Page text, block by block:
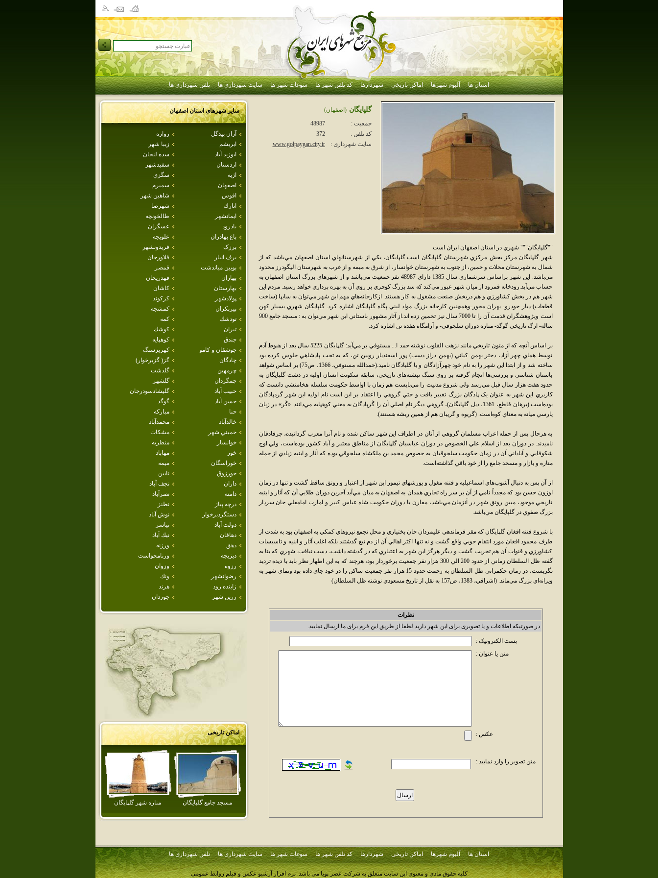
استان ها آلبوم شهرها اماکن تاریخی شهردارها کد تلفن شهر ها سوغات شهر ها سایت شهرداری ها تلفن شهرداری ها
سایر شهرهای استاناصفهان
آران بيدگل
زواره
ابريشم
زيبا شهر
ابوزيد آباد
سده لنجان
اردستان
سفيدشهر
اژيه
سگزي
اصفهان
سميرم
افوس
شاهين شهر
انارك
شهرضا
ايمانشهر
طالخونچه
بادرود
عسگران
باغ بهادران
علويجه
برزک
فريدونشهر
برف انبار
فلاورجان
بويين مياندشت
قمصر
بهاران
قهدريجان
بهارستان
كاشان
پولادشهر
كركوند
پيربكران
كمشجه
تودشك
كمه
تيران
كوشك
جندق
كوهپايه
جوشقان و كامو
كهريزسنگ
چادگان
گز( گزبرخوار)
چرمهين
گلدشت
چمگردان
گلشهر
حبيب آباد
گليشادسودرجان
حسن آباد
گوگد
حنا
مباركه
خالدآباد
محمدآباد
خميني شهر
مشكات
خوانسار
منظريه
خور
مهاباد
خوراسگان
ميمه
خورزوق
نايين
داران
نجف آباد
دامنه
نصرآباد
درچه پياز
نطنز
دستگردبرخوار
نوش آباد
دولت آباد
نياسر
دهاقان
نيك آباد
دهق
ورزنه
ديزيچه
ورنامخواست
رزوه
وزوان
رضوانشهر
ونك
زاينده رود
هرند
زرين شهر
جوزدان
اماکن تاریخی
مسجد جامع گلپايگان مناره شهر گلپايگان
گلپايگان (اصفهان)
جمعیت :
48987
کد تلفن :
372
سایت شهرداری :
www.golpaygan.city.ir
""گلپايگان""" شهري در استان اصفهان ايران است.
شهر گلپايگان مرکز بخش مرکزي شهرستان گلپايگان است.گلپايگان، يکي از شهرستانهاي استان اصفهان مي‌باشد که از
شمال به شهرستان محلات و خمين، از جنوب به شهرستان خوانسار، از شرق به ميمه و از غرب به شهرستان اليگودرز محدود
مي‌باشد. اين شهر براساس سرشماري سال 1385 داراي 48987 نفر جمعيت مي‌باشد و از شهرهاي بزرگ استان اصفهان به
حساب مي‌آيد.رودخانه قمرود از ميان شهر عبور مي‌کند که سد بزرگ کوچري بر روي آن به بهره برداري خواهد رسيد. مردم اين
شهر هم در بخش کشاورزي و هم دربخش صنعت مشغول به کار هستند. ازکارخانه‌هاي مهم اين شهر مي‌توان به سايپا (ساخت
قطعات)-ديار خودرو- بهران محور-وهمچنين کارخانه بزرگ مواد لبني پگاه گلپايگان اشاره کرد. گلپايگان شهري بسيار کهن
است وپژوهشگران قدمت آن را تا 7000 سال نيز تخمين زده اند.از آثار مشهور باستاني اين شهر مي‌توان به : مسجد جامع 900
ساله- ارگ تاريخي گوگد- مناره دوران سلجوقي- و آرامگاه هفده تن اشاره کرد.
بر اساس آنچه که از متون تاريخي مانند نزهت القلوب نوشته حمد ا... مستوفي بر مي‌آيد: گلپايگان 5225 سال بعد از هبوط آدم
توسط هماي چهر آزاد، دختر بهمن کياني (بهمن دراز دست) پور اسفنديار رويين تن، که به تخت پادشاهي جلوس کرده بود
ساخته شد و از ابتدا اين شهر را به نام خود چهرآزادگان و يا گلبادگان ناميد.(حمدالله مستوفي، 1366، ص75) بر اساس شواهد
باستان شناسي و بررسي‌ها انجام گرفته بر روي سنگ نبشته‌هاي تاريخي، سابقه سکونت انسان اوليه در دشت گلپايگان به
حدود هفت هزار سال قبل مي‌رسد ولي شروع مدنيت را مي‌بايست هم زمان با اواسط حکومت سلسله هخامنشي دانست که
کاربري اين شهر به عنوان يک پادگان بزرگ تغيير يافت و حتي گروهي را اعتقاد بر اين است نام اوليه اين شهر گردپاذگان
بوده‌است.(برهان قاطع، 1361، ذيل گلپايگان)، گروهي ديگر نام اصلي آن را گَرپادگان به معني کوهپايه مي‌دانند. «گَر» در زبان
پارسي ميانه به معناي کوه‌است. (گريوه و گريبان هم از همين ريشه هستند).
به هرحال پس از حمله اعراب مسلمان گروهي از آنان در اطراف اين شهر ساکن شده و نام آنرا معرب گردانيده، جرفادقان
ناميدند. در دوران بعد از اسلام علي الخصوص در دوران عباسيان گلپايگان از مناطق معتبر و آباد کشور بوده‌است، ولي اوج
شکوفايي و آباداني آن در زمان حکومت سلجوقيان به خصوص محمد بن ملکشاه سلجوقي بوده که آثار و ابنيه زيادي از جمله
مناره و بازار و مسجد جامع را از خود باقي گذاشته‌است.
از آن پس به دنبال آشوب‌هاي اسماعيليه و فتنه مغول و يورشهاي تيمور اين شهر از اعتبار و رونق ساقط گشت و تنها در زمان
اوزون حسن بود که مجدداً نامي از آن بر سر راه تجاري همدان به اصفهان به ميان مي‌آيد.آخرين دوران طلايي آن که آثار و ابنيه
تاريخي موجود، مبين رونق شهر در آنزمان مي‌باشد، مقارن با دوران حکومت شاه عباس کبير و امارت امامقلي خان سردار
بزرگ صفوي در گلپايگان مي‌باشد.
با شروع فتنه افغان گلپايگان که مقر فرماندهي عليمردان خان بختياري و محل تجمع نيروهاي کمکي به اصفهان بود به شدت از
طرف محمود افغان مورد انتقام جويي واقع گشت و نه تنها اکثر اهالي آن از دم تيغ گذشتند بلکه اغلب آثار و ابنيه و تاسيسات
کشاورزي و قنوات آن هم تخريب گشت و ديگر هرگز اين شهر به اعتباري که در گذشته داشت، دست نيافت. شهري که بنا به
گفته ظل السلطان زماني از حدود 200 الي 300 هزار نفر جمعيت برخوردار بود، هرچند که به اين اظهار نظر بايد با ديده ترديد
نگريست، در زمان حکمراني ظل السلطان به زحمت حدود 15 هزار نفر جمعيت ساکن را در خود جاي داده بود ونماي شهر به
ويرانه‌اي بزرگ مي‌ماند. (اشراقي، 1383، ص157 به نقل از تاريخ مسعودي نوشته ظل السلطان)
نظرات
در صورتیکه اطلاعات و یا تصویری برای این شهر دارید لطفا از طریق این فرم برای ما ارسال نمایید.
پست الکترونیک :
متن یا عنوان :
عکس :
متن تصویر را وارد نمایید :
استان ها آلبوم شهرها اماکن تاریخی شهردارها کد تلفن شهر ها سوغات شهر ها سایت شهرداری ها تلفن شهرداری ها
کلیه حقوق مادی و معنوی این سایت متعلق به شرکت عصر پویا می باشد.نرم افزار آرشیو عکس و فیلم روابط عمومی